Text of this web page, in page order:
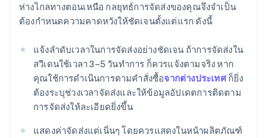
ห่างไกลทางตอนเหนือ กลยุทธ์การจัดส่งของคุณจึงจำเป็น
ต้องกำหนดความคาดหวังให้ชัดเจนตั้งแต่แรก ดังนี้
แจ้งลำดับเวลาในการจัดส่งอย่างชัดเจน ถ้าการจัดส่งใน
สวีเดนใช้เวลา 3–5 วันทำการ ก็ควรแจ้งตามจริง หาก
คุณใช้การดำเนินการตามคำสั่งซื้อจากต่างประเทศก็ยิ่ง
ต้องระบุช่วงเวลาจัดส่งและให้ข้อมูลอัปเดตการติดตาม
การจัดส่งให้ละเอียดยิ่งขึ้น
แสดงค่าจัดส่งแต่เนิ่นๆ โดยควรแสดงในหน้าผลิตภัณฑ์